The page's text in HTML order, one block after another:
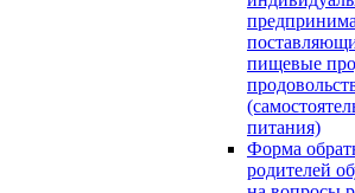
пищевые
питания)
Форма
родителей